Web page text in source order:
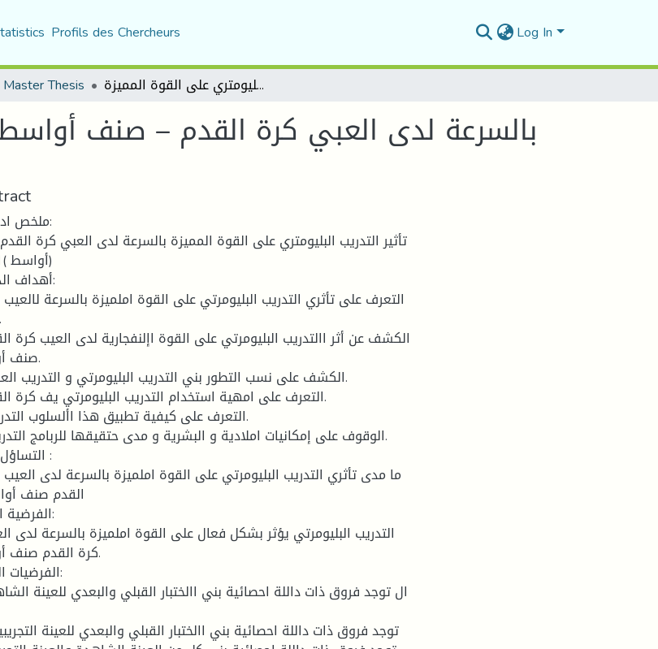
Profils des Chercheurs Log In
Master Thesis بالسرعة لدى العبي كرة القدم – صنف أواسطتأثير التدريب البليومتري على القوة المميزة
بالسرعة لدى العبي كرة القدم – صنف
ملخص
تأثير التدريب البليومتري على القوة المميزة بالسرعة لدى العبي كرة
أهداف
صنف
القدم صنف
الفرضية
كرة القدم صنف
الفرضيات